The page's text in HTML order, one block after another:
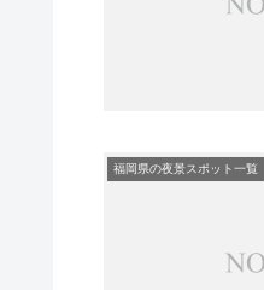
福岡県の夜景スポット一覧